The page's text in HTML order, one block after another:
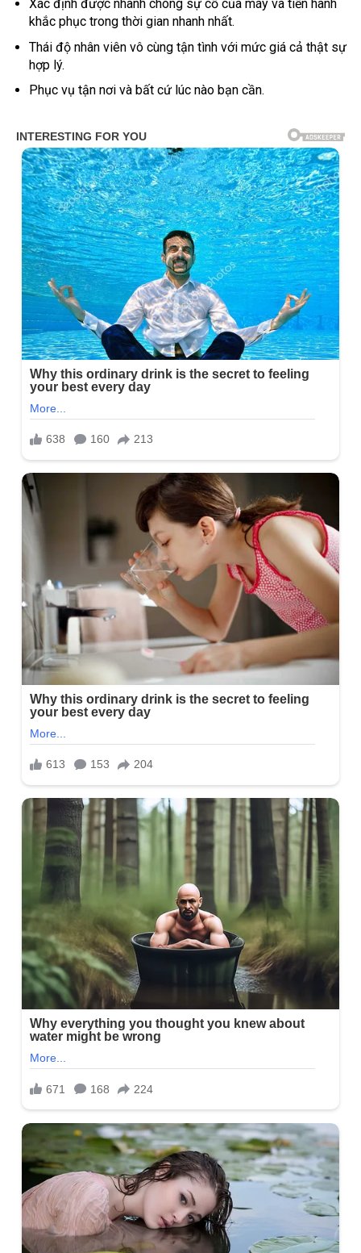
Xác định được nhanh chóng sự cố của máy và tiến hành
khắc phục trong thời gian nhanh nhất.
Thái độ nhân viên vô cùng tận tình với mức giá cả thật sự
hợp lý.
Phục vụ tận nơi và bất cứ lúc nào bạn cần.